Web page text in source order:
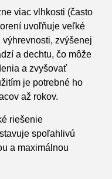
viac vlhkosti (často
uvoľňuje veľké
výhrevnosti, zvýšenej
a dechtu, čo môže
a zvyšovať
je potrebné ho
až rokov.
riešenie
spoľahlivú
a maximálnou